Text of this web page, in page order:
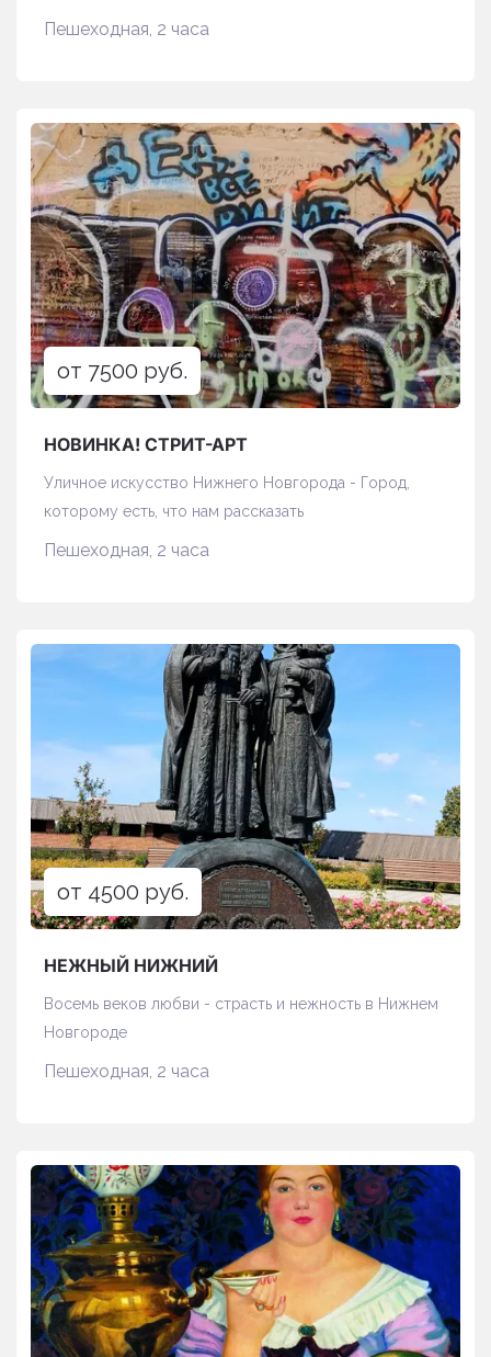
Пешеходная, 2 часа
НОВИНКА! СТРИТ-АРТ
от 7500 руб.
Уличное искусство Нижнего Новгорода - Город,
которому есть, что нам рассказать
Пешеходная, 2 часа
НЕЖНЫЙ НИЖНИЙ
от 4500 руб.
Восемь веков любви - страсть и нежность в Нижнем
Новгороде
Пешеходная, 2 часа